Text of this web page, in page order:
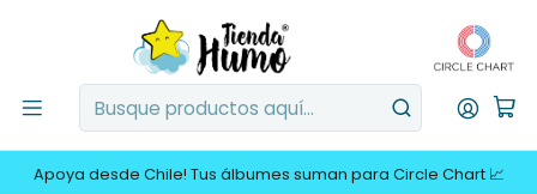
Apoya desde Chile! Tus álbumes suman para Circle Chart 📈